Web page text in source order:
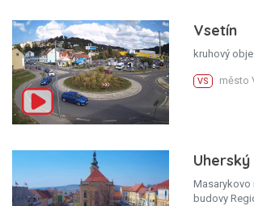
Vsetín
kruhový
VS město
Masarykovo
budovy